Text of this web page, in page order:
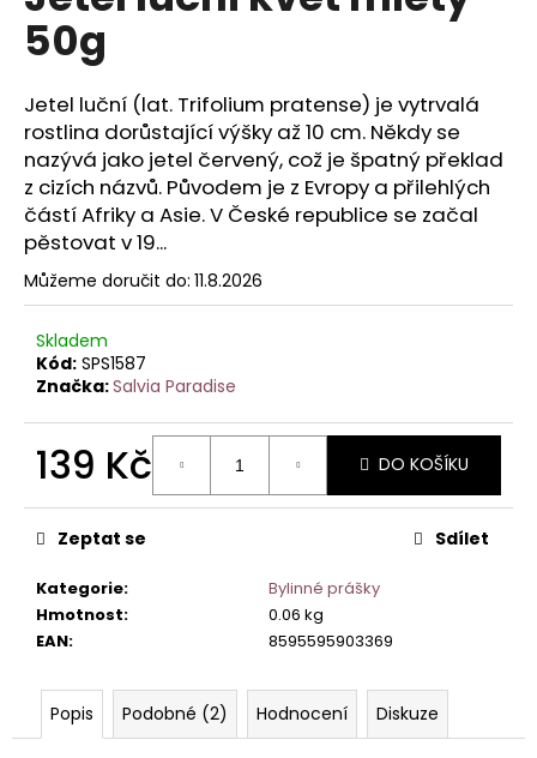
0,0
z
hvězdiček.
50g
Jetel luční (lat. Trifolium pratense) je vytrvalá
rostlina dorůstající výšky až 10 cm. Někdy se
nazývá jako jetel červený, což je špatný překlad
z cizích názvů. Původem je z Evropy a přilehlých
částí Afriky a Asie. V České republice se začal
pěstovat v 19...
Můžeme doručit do: 11.8.2026
Skladem
Kód: SPS1587
Značka:Salvia Paradise
139 Kč
cena:
DO KOŠÍKU
Kategorie:
Bylinné prášky
Hmotnost:
0.06 kg
EAN: 8595595903369
Zeptat se Sdílet
Popis Podobné (2) Hodnocení Diskuze
a
j
í
t
?
HLEDAT
D
o
u
č
e
m